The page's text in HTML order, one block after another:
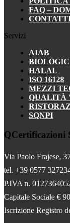
FAQ –
Servizi
AIAB
HALAL
ISO 16128
MEZZI
QUALITÀ
SQNPI
QCertificazioni
Via Paolo Frajese,
tel. +39 0577
P.IVA n.
Capitale Sociale €
Iscrizione Registro